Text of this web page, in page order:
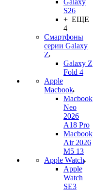
Galaxy
S26
+ ЕЩЕ
4
Смартфоны
серии Galaxy
Z
Galaxy Z
Fold 4
Apple
Macbook
Macbook
Neo
2026
A18 Pro
Macbook
Air 2026
M5 13
Apple Watch
Apple
Watch
SE3